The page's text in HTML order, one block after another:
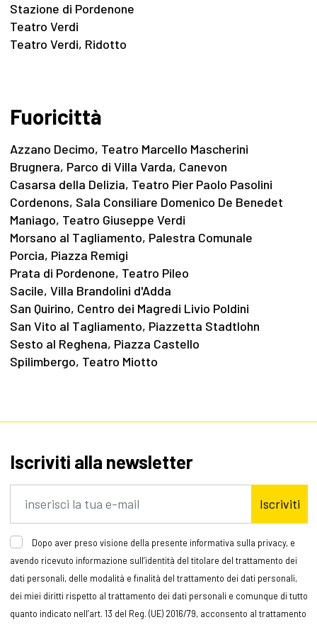
Stazione di Pordenone
Teatro Verdi
Teatro Verdi, Ridotto
Fuoricittà
Azzano Decimo, Teatro Marcello Mascherini
Brugnera, Parco di Villa Varda, Canevon
Casarsa della Delizia, Teatro Pier Paolo Pasolini
Cordenons, Sala Consiliare Domenico De Benedet
Maniago, Teatro Giuseppe Verdi
Morsano al Tagliamento, Palestra Comunale
Porcia, Piazza Remigi
Prata di Pordenone, Teatro Pileo
Sacile, Villa Brandolini d'Adda
San Quirino, Centro dei Magredi Livio Poldini
San Vito al Tagliamento, Piazzetta Stadtlohn
Sesto al Reghena, Piazza Castello
Spilimbergo, Teatro Miotto
Iscriviti alla newsletter
Iscriviti
Dopo aver preso visione della presente informativa sulla privacy, e
avendo ricevuto informazione sull’identità del titolare del trattamento dei
dati personali, delle modalità e finalità del trattamento dei dati personali,
dei miei diritti rispetto al trattamento dei dati personali e comunque di tutto
quanto indicato nell’art. 13 del Reg. (UE) 2016/79, acconsento al trattamento